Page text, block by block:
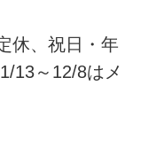
休、祝日・年
13～12/8はメ